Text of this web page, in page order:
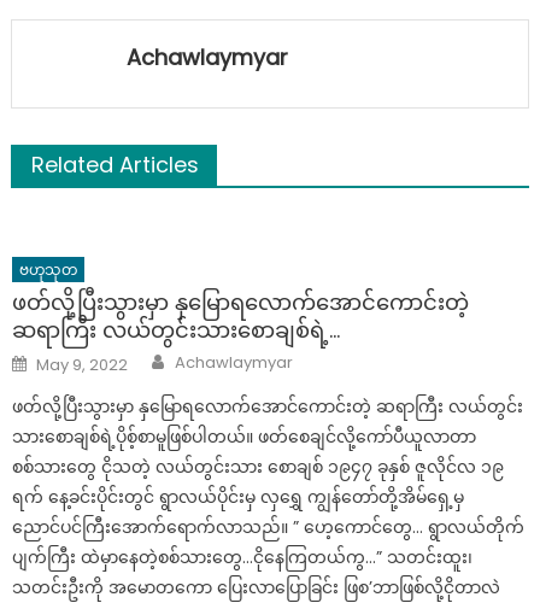
Achawlaymyar
Related Articles
ဗဟုသုတ
ဖတ်လို့ပြီးသွားမှာ နှမြောရလောက်အောင်ကောင်းတဲ့
ဆရာကြီး လယ်တွင်းသားစောချစ်ရဲ့…
Posted
on
May 9, 2022 Author
Achawlaymyar
ဖတ်လို့ပြီးသွားမှာ နှမြောရလောက်အောင်ကောင်းတဲ့ ဆရာကြီး လယ်တွင်း
သားစောချစ်ရဲ့ပိုစ့်စာမူဖြစ်ပါတယ်။ ဖတ်စေချင်လို့ကော်ပီယူလာတာ
စစ်သားတွေ ငိုသတဲ့ လယ်တွင်းသား စောချစ် ၁၉၄၇ ခုနှစ် ဇူလိုင်လ ၁၉
ရက် နေ့ခင်းပိုင်းတွင် ရွာလယ်ပိုင်းမှ လှရွှေ ကျွန်တော်တို့အိမ်ရှေ့မှ
ညောင်ပင်ကြီးအောက်ရောက်လာသည်။ ” ဟေ့ကောင်တွေ… ရွာလယ်တိုက်
ပျက်ကြီး ထဲမှာနေတဲ့စစ်သားတွေ…ငိုနေကြတယ်ကွ…” သတင်းထူး၊
သတင်းဦးကို အမောတကော ပြေးလာပြောခြင်း ဖြစ’ဘာဖြစ်လို့ငိုတာလဲ